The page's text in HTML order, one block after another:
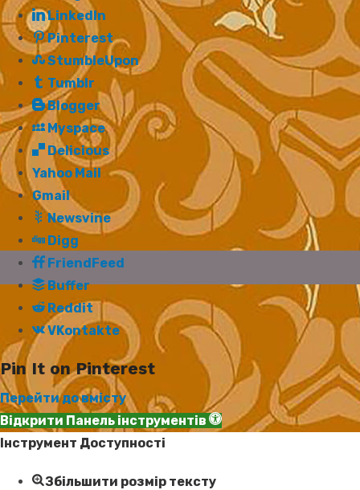
LinkedIn
Pinterest
StumbleUpon
Tumblr
Blogger
Myspace
Delicious
Yahoo Mail
Gmail
Newsvine
Digg
FriendFeed
Buffer
Reddit
VKontakte
Pin It on Pinterest
Перейти до вмісту
Відкрити Панель інструментів
Інструмент Доступності
Збільшити розмір тексту